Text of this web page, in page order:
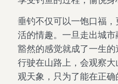
垂钓不仅可以一饱口福
活的情趣。一旦走出城
豁然的感觉就成了一生
行驶在山路上，会观察大
观天象，只为了能在正